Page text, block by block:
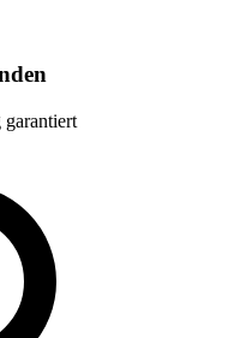
garantiert